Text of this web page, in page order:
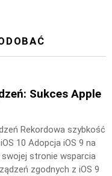
Sukces Apple
Rekordowa szybkość
10 Adopcja iOS 9 na
swojej stronie wsparcia
zgodnych z iOS 9